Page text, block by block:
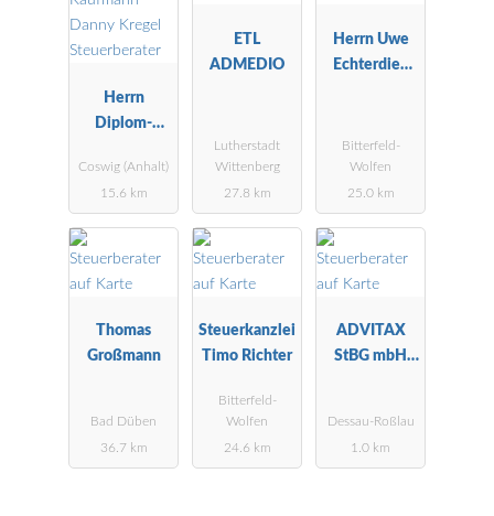
Herrn
Diplom-
Danny Kregel
Steuerberater
Coswig (Anhalt)
15.6 km
ETL
ADMEDIO
Lutherstadt
Wittenberg
27.8 km
Herrn Uwe
Echterdiek
und
Reckmann
Bitterfeld-
Wolfen
25.0 km
Thomas
Großmann
Bad Düben
36.7 km
Steuerkanzlei
Timo Richter
Bitterfeld-
Wolfen
24.6 km
ADVITAX
StBG mbH
Dessau-Roßlau
1.0 km